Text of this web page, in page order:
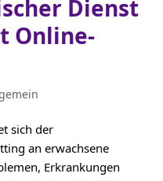
Dienst
Online-
sich der
an erwachsene
Erkrankungen